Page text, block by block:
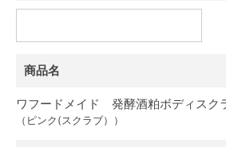
商品名
ワフードメイド 発酵酒粕ボディス
（ピンク(スクラブ））